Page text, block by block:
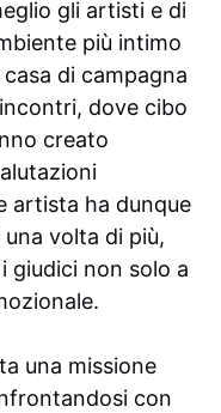
gli artisti e di
più intimo
di campagna
dove cibo
creato
artista ha dunque
volta di più,
giudici non solo a
una missione
con